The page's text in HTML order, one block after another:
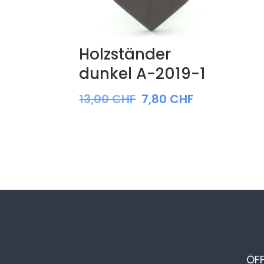
Holzständer
dunkel A-2019-1
13,00CHF 7,80 CHF